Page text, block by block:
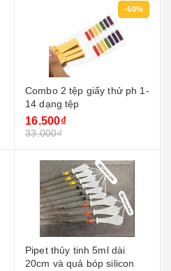
-50%
Combo 2 tệp giấy thử ph 1-
14 dạng tệp
16.500₫
33.000₫
Pipet thủy tinh 5ml dài
20cm và quả bóp silicon